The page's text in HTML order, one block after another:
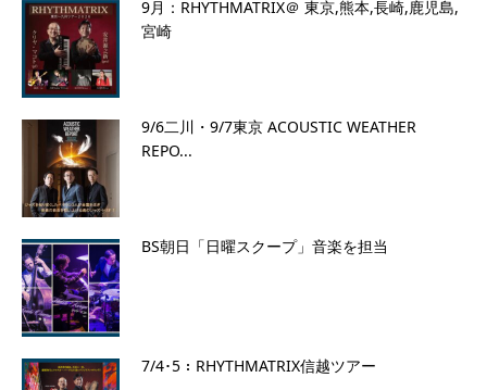
9月：RHYTHMATRIX＠ 東京,熊本,長崎,鹿児島,
宮崎
9/6二川・9/7東京 ACOUSTIC WEATHER
REPO...
BS朝日「日曜スクープ」音楽を担当
7/4･5：RHYTHMATRIX信越ツアー